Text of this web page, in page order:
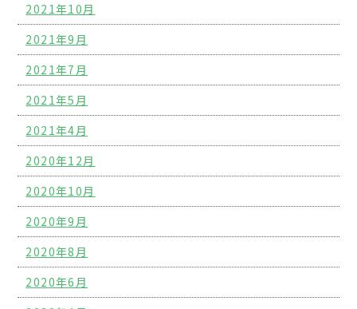
2021年10月
2021年9月
2021年7月
2021年5月
2021年4月
2020年12月
2020年10月
2020年9月
2020年8月
2020年6月